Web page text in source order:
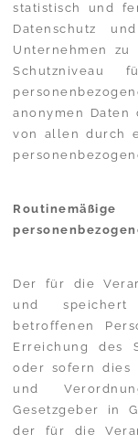
statistisch und
Datenschutz
Unternehmen
anonymen
von allen durch
Der für die
und speichert
betroffenen
Erreichung des
oder sofern dies
und
Gesetzgeber in
der für die